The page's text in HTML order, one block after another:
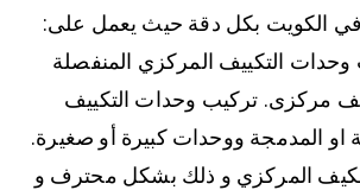
الكويت بكل دقة حيث يعمل على:
وحدات التكييف المركزي المنفصلة
مركزى. تركيب وحدات التكييف
او المدمجة ووحدات كبيرة أو صغيرة.
المركزي و ذلك بشكل محترف و